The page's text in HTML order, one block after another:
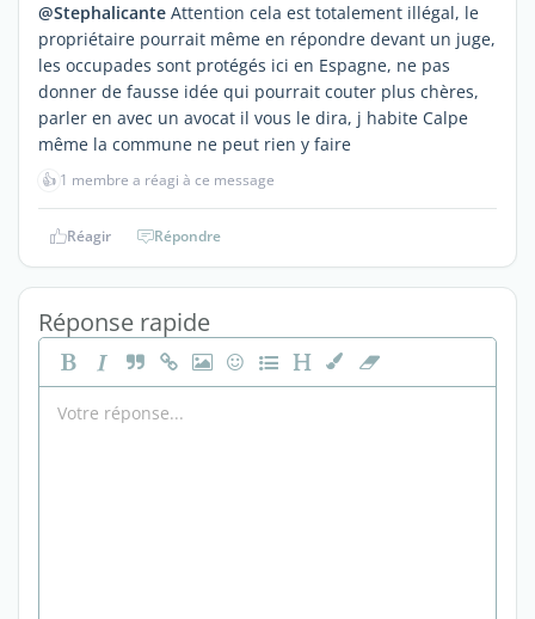
@Stephalicante Attention cela est totalement illégal, le
propriétaire pourrait même en répondre devant un juge,
les occupades sont protégés ici en Espagne, ne pas
donner de fausse idée qui pourrait couter plus chères,
parler en avec un avocat il vous le dira, j habite Calpe
même la commune ne peut rien y faire
👍 1 membre a réagi à ce message
Réagir Répondre
Réponse rapide